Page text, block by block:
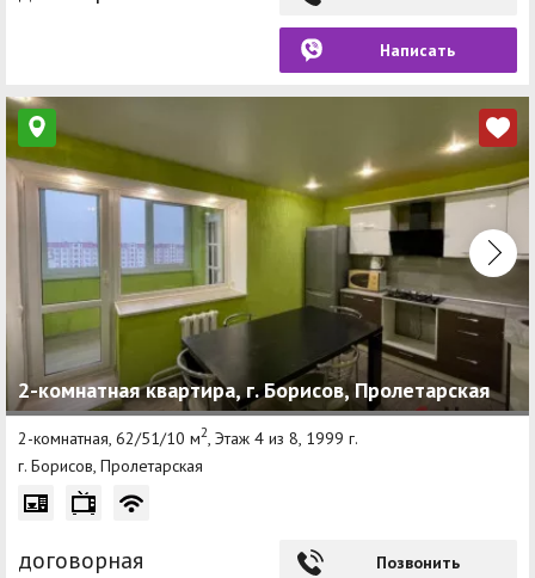
Написать
2-комнатная квартира, г. Борисов, Пролетарская
2-комнатная, 62/51/10 м2 , Этаж 4 из 8, 1999 г.
г. Борисов, Пролетарская
договорная Позвонить